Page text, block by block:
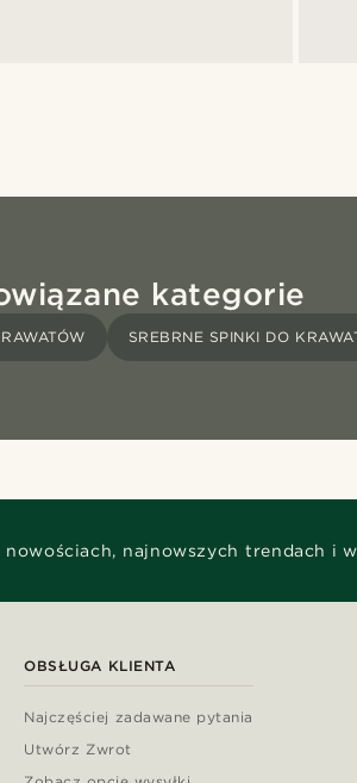
kategorie
SREBRNE SPINKI DO
najnowszych trendach i
OBSŁUGA KLIENTA
Najczęściej zadawane pytania
Utwórz Zwrot